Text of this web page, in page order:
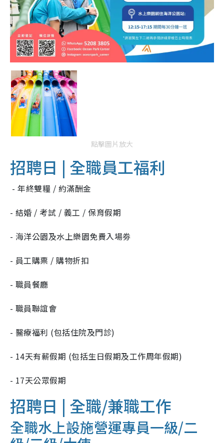
點擊圖片放大
招聘日 | 全職員工福利
- 年終雙糧 / 約滿酬金
- 結婚 / 考試 / 義工 / 保育假期
- 海洋公園及水上樂園免費入場劵
- 員工購票 / 購物折扣
- 職員餐廳
- 職員聯誼會
- 醫療福利 (包括住院及門診)
- 14天有薪假期 (包括生日假期及工作周年假期)
- 17天公眾假期
招聘日 | 全職/兼職工作
全職水上設施營運專員一級/二